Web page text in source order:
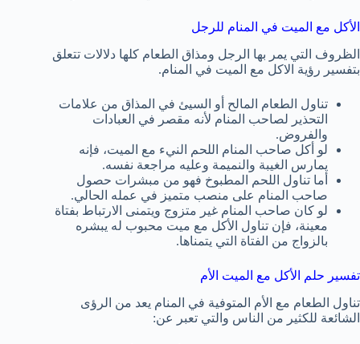
الأكل مع الميت في المنام للرجل
الظروف التي يمر بها الرجل ومذاق الطعام كلها دلالات تتعلق
بتفسير رؤية الاكل مع الميت في المنام.
تناول الطعام المالح أو السيئ في المذاق من علامات
التحذير لصاحب المنام لأنه مقصر في العبادات
والفروض.
لو أكل صاحب المنام اللحم النيء مع الميت، فإنه
يمارس الغيبة والنميمة وعليه مراجعة نفسه.
أما تناول اللحم المطبوخ فهو من مبشرات حصول
صاحب المنام على منصب متميز في عمله الحالي.
لو كان صاحب المنام غير متزوج ويتمنى الارتباط بفتاة
معينة، فإن تناول الأكل مع ميت محبوب له يبشره
بالزواج من الفتاة التي يتمناها.
تفسير حلم الأكل مع الميت الأم
تناول الطعام مع الأم المتوفية في المنام يعد من الرؤى
الشائعة للكثير من الناس والتي تعبر عن: